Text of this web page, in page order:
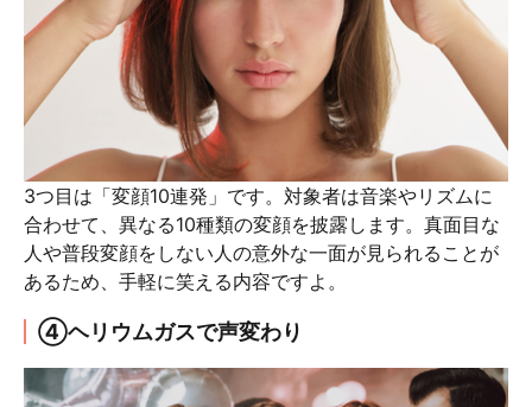
3つ目は「変顔10連発」です。対象者は音楽やリズムに
合わせて、異なる10種類の変顔を披露します。真面目な
人や普段変顔をしない人の意外な一面が見られることが
あるため、手軽に笑える内容ですよ。
④ヘリウムガスで声変わり